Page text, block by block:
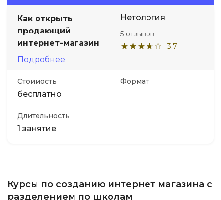
Как открыть
продающий
интернет-магазин
Подробнее
Нетология
3.7
5 отзывов
Стоимость
бесплатно
Формат
Длительность
1 занятие
Курсы по созданию интернет магазина с
разделением по школам